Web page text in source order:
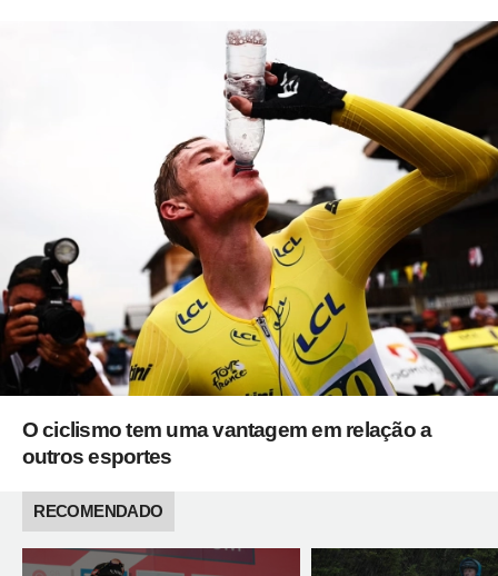
O ciclismo tem uma vantagem em relação a
outros esportes
RECOMENDADO